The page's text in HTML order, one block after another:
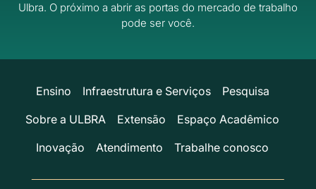
Ulbra. O próximo a abrir as portas do mercado de trabalho
pode ser você.
Ensino Infraestrutura e Serviços
Pesquisa
Sobre a ULBRA
Extensão
Espaço Acadêmico
Inovação
Atendimento Trabalhe conosco